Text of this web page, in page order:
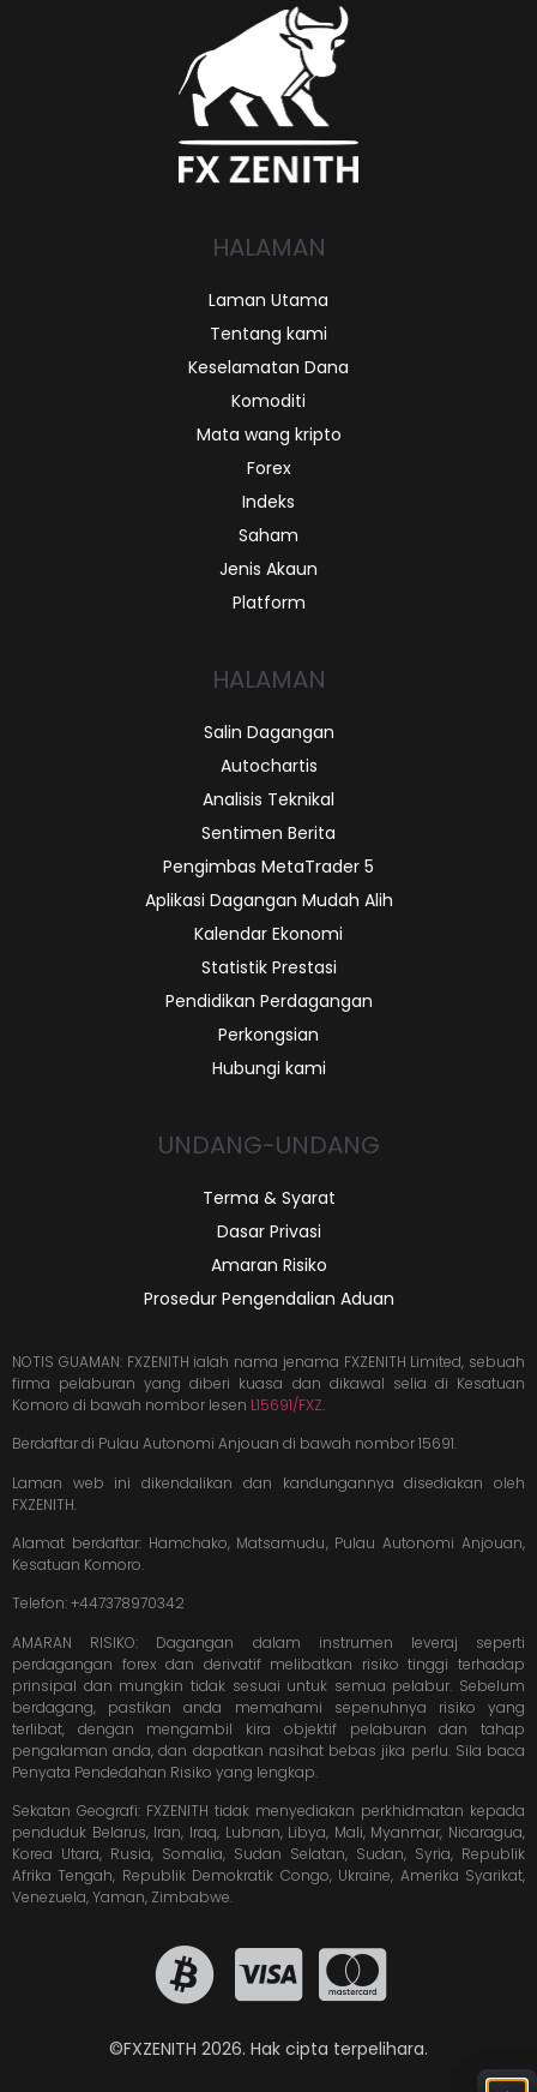
HALAMAN
Laman Utama
Tentang kami
Keselamatan Dana
Komoditi
Mata wang kripto
Forex
Indeks
Saham
Jenis Akaun
Platform
HALAMAN
Salin Dagangan
Autochartis
Analisis Teknikal
Sentimen Berita
Pengimbas MetaTrader 5
Aplikasi Dagangan Mudah Alih
Kalendar Ekonomi
Statistik Prestasi
Pendidikan Perdagangan
Perkongsian
Hubungi kami
UNDANG-UNDANG
Terma & Syarat
Dasar Privasi
Amaran Risiko
Prosedur Pengendalian Aduan
NOTIS GUAMAN: FXZENITH ialah nama jenama FXZENITH Limited, sebuah
firma pelaburan yang diberi kuasa dan dikawal selia di Kesatuan
Komoro di bawah nombor lesen L15691/FXZ.
Berdaftar di Pulau Autonomi Anjouan di bawah nombor 15691.
Laman web ini dikendalikan dan kandungannya disediakan oleh
FXZENITH.
Alamat berdaftar: Hamchako, Matsamudu, Pulau Autonomi Anjouan,
Kesatuan Komoro.
Telefon: +447378970342
AMARAN RISIKO: Dagangan dalam instrumen leveraj seperti
perdagangan forex dan derivatif melibatkan risiko tinggi terhadap
prinsipal dan mungkin tidak sesuai untuk semua pelabur. Sebelum
berdagang, pastikan anda memahami sepenuhnya risiko yang
terlibat, dengan mengambil kira objektif pelaburan dan tahap
pengalaman anda, dan dapatkan nasihat bebas jika perlu. Sila baca
Penyata Pendedahan Risiko yang lengkap.
Sekatan Geografi: FXZENITH tidak menyediakan perkhidmatan kepada
penduduk Belarus, Iran, Iraq, Lubnan, Libya, Mali, Myanmar, Nicaragua,
Korea Utara, Rusia, Somalia, Sudan Selatan, Sudan, Syria, Republik
Afrika Tengah, Republik Demokratik Congo, Ukraine, Amerika Syarikat,
Venezuela, Yaman, Zimbabwe.
©FXZENITH 2026. Hak cipta terpelihara.